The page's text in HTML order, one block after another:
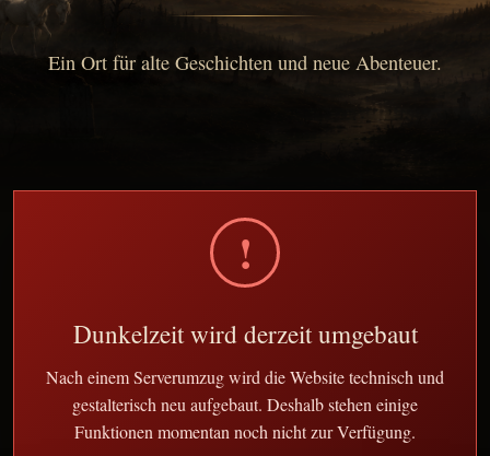
Ein Ort für alte Geschichten und neue Abenteuer.
!
Dunkelzeit wird derzeit umgebaut
Nach einem Serverumzug wird die Website technisch und
gestalterisch neu aufgebaut. Deshalb stehen einige
Funktionen momentan noch nicht zur Verfügung.